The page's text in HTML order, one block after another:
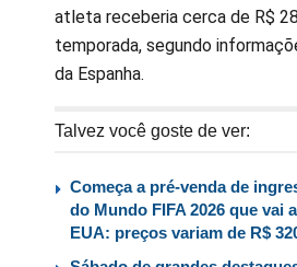
atleta receberia cerca de R$
temporada, segundo
da Espanha.
Talvez você goste de ver:
Começa a pré-venda de
do Mundo FIFA 2026 que vai
EUA: preços variam de R$